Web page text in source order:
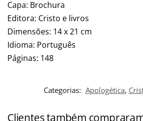
Capa: Brochura
Editora: Cristo e livros
Dimensões: 14 x 21 cm
Idioma: Português
Páginas: 148
Categorias: Apologética,
Clientes também